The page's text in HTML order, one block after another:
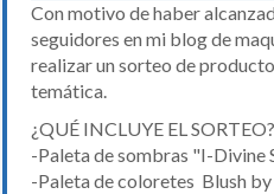
Con motivo de haber
seguidores en mi blog de
realizar un sorteo de
temática.
¿QUÉ INCLUYE EL
-Paleta de sombras "I-Divine
-Paleta de coloretes Blush